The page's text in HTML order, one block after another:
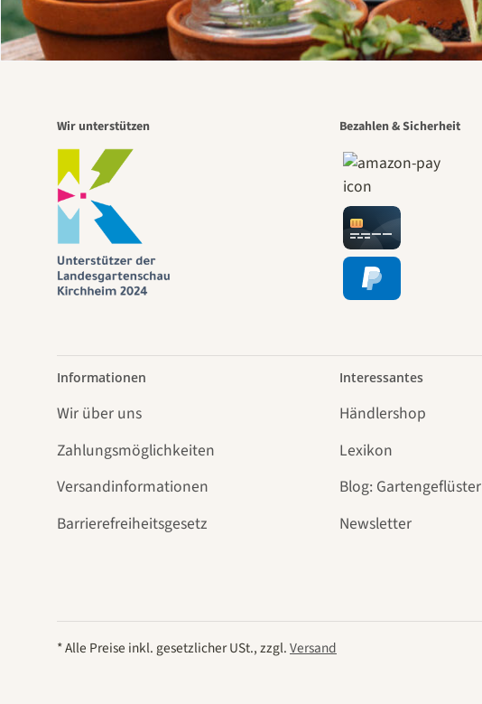
Wir unterstützen Bezahlen & Sicherheit
Informationen
Wir über uns
Zahlungsmöglichkeiten
Versandinformationen
Barrierefreiheitsgesetz
Interessantes
Händlershop
Lexikon
Blog: Gartengeflüster
Newsletter
* Alle Preise inkl. gesetzlicher USt., zzgl.Versand